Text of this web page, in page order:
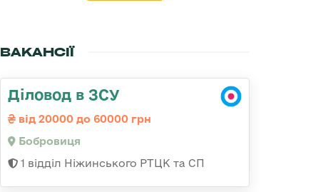
ВАКАНСІЇ
Діловод в ЗСУ
від 20000 до 60000 грн
Бобровиця
1 відділ Ніжинського РТЦК та СП